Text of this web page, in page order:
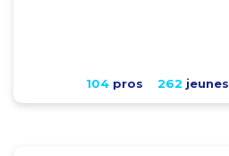
104pros 262 jeunes